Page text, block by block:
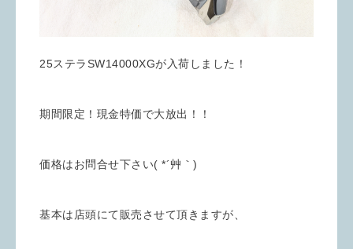
25ステラSW14000XGが入荷しました！
期間限定！現金特価で大放出！！
価格はお問合せ下さい( *´艸｀)
基本は店頭にて販売させて頂きますが、